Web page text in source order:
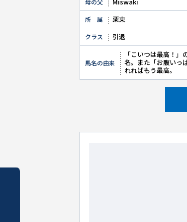
母の父
所 属 栗東
クラス 引退
馬名の由来
「こいつは最高！
名。また「お腹いっ
れればもう最高。